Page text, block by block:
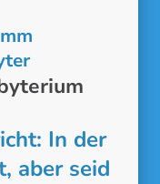
In der
aber seid